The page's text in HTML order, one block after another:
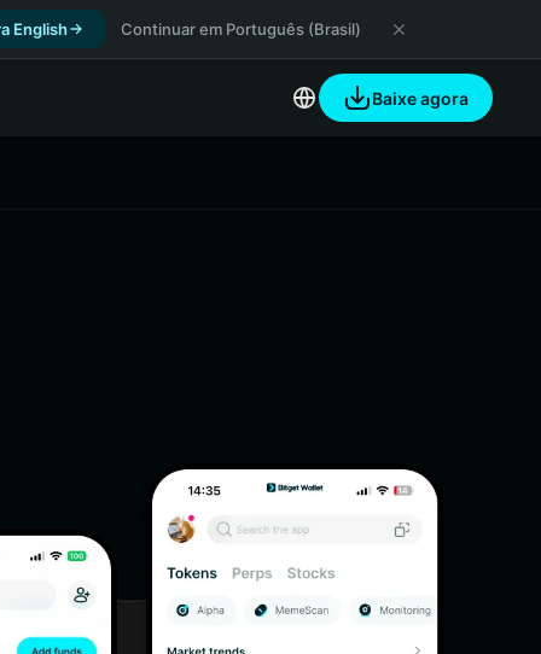
English Continuar em Português (Brasil)
Baixe agora